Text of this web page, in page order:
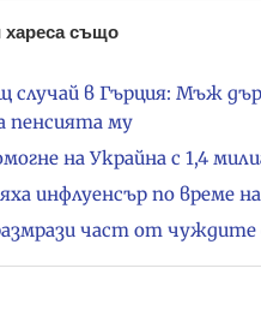
също
случай в Гърция: Мъж
пенсията му
на Украйна с 1,4
инфлуенсър по време
част от чуждите